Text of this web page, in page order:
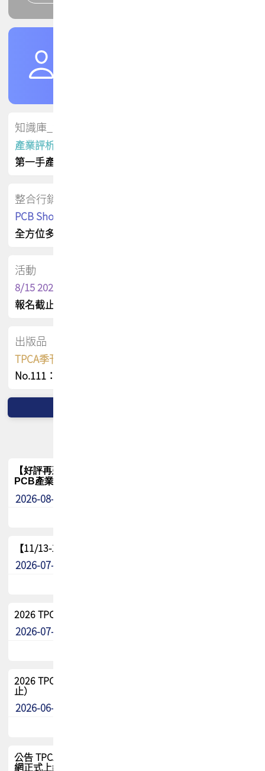
知識庫_會員專屬
產業評析報告
第一手產業資訊
整合行銷
PCB Shop 採購指南
全方位多元曝光方案
活動
8/15 2026 TPCA健康盃保齡球聯誼賽
報名截止日 : 8/3 活動日期 : 8/15
出版品
TPCA季刊 FREE 線上版
No.111：PCB全球風險布局與韌性
【好評再延長】PCB GPT 全面開放體驗延長到8月!!
PCB產業專屬 AI 知識平台
2026-08-04
【11/13-15】2026 TPCA 百岳登頂_南橫三星
2026-07-22
2026 TPCA中南區會員問卷暨7/31交流餐敘報名
2026-07-08
2026 TPCA健康盃保齡球聯誼賽 熱烈報名中（8/3報名截
止）
2026-06-29
公告 TPCA 台灣電路板協會官網將迎來新面貌，7/1 新官
網正式上線！